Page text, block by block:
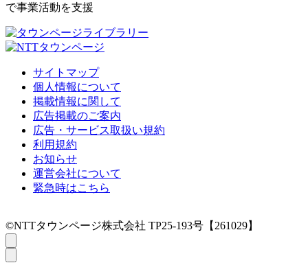
で事業活動を支援
サイトマップ
個人情報について
掲載情報に関して
広告掲載のご案内
広告・サービス取扱い規約
利用規約
お知らせ
運営会社について
緊急時はこちら
©NTTタウンページ株式会社 TP25-193号【261029】